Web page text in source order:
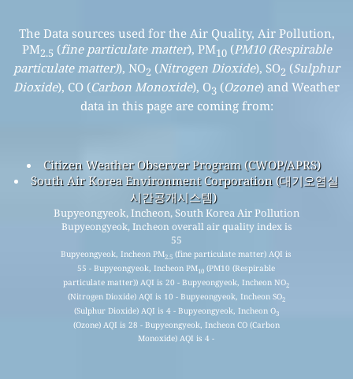
The Data sources used for the Air Quality, Air Pollution,
PM2.5 (fine particulate matter), PM10(PM10 (Respirable
particulate matter)), NO2 (Nitrogen Dioxide), SO2 (Sulphur
Dioxide), CO (Carbon Monoxide), O3 (Ozone) and Weather
data in this page are coming from:
Citizen Weather Observer Program (CWOP/APRS)
South Air Korea Environment Corporation (대기오염실
시간공개시스템)
Bupyeongyeok, Incheon, South Korea Air Pollution
Bupyeongyeok, Incheon overall air quality index is
55
Bupyeongyeok, Incheon PM2.5 (fine particulate matter) AQI is
55 - Bupyeongyeok, Incheon PM10 (PM10 (Respirable
particulate matter)) AQI is 20 - Bupyeongyeok, Incheon NO2
(Nitrogen Dioxide) AQI is 10 - Bupyeongyeok, Incheon SO2
(Sulphur Dioxide) AQI is 4 - Bupyeongyeok, Incheon O3
(Ozone) AQI is 28 - Bupyeongyeok, Incheon CO (Carbon
Monoxide) AQI is 4 -